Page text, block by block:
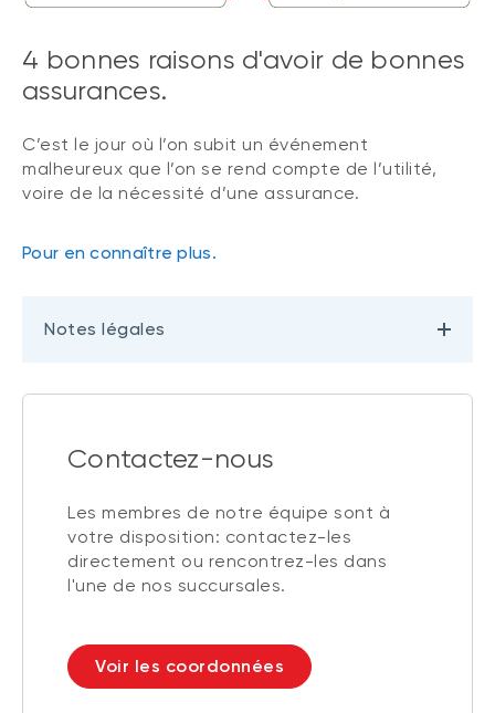
4 bonnes raisons d'avoir de bonnes
assurances.
C’est le jour où l’on subit un événement
malheureux que l’on se rend compte de l’utilité,
voire de la nécessité d’une assurance.
Pour en connaître plus.
Notes légales
Contactez-nous
Les membres de notre équipe sont à
votre disposition: contactez-les
directement ou rencontrez-les dans
l'une de nos succursales.
Voir les coordonnées